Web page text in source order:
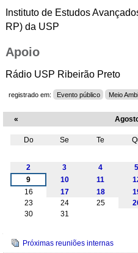
Instituto de Estudos
RP) da USP
Apoio
Rádio USP Ribeirão Preto
registrado em: Evento público Meio
«
Do Se Te
2
3 4 5
9
10 11
16
17 18
23
24 25
30
31
Navegação
Próximas reuniões internas